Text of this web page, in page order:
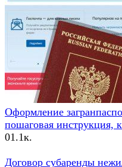
Оформление
пошаговая инструкция,
01.1к.
Договор субаренды